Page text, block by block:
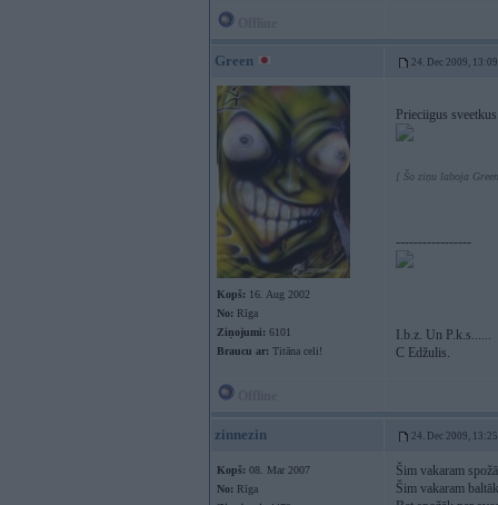
Green 24. Dec 2009, 13:09
Kopš: 16. Aug 2002
No: Rīga
Ziņojumi: 6101
Braucu ar: Titāna celi!
Prieciigus
[ Šo ziņu laboja
-----------------
I.b.z. Un P.k.s......
C Edžulis.
zinnezin 24. Dec 2009, 13:25
Kopš: 08. Mar 2007
No: Rīga
Šim vakaram
Šim vakaram